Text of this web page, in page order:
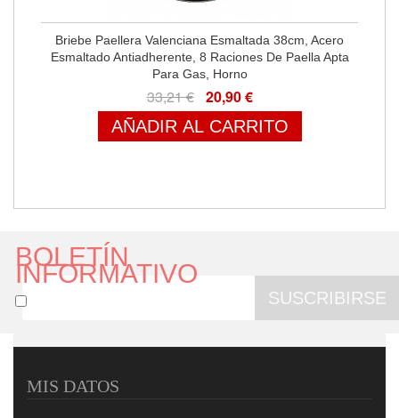
Briebe Paellera Valenciana Esmaltada 38cm, Acero
Esmaltado Antiadherente, 8 Raciones De Paella Apta
Para Gas, Horno
33,21 € 20,90 €
AÑADIR AL CARRITO
BOLETÍN
INFORMATIVO
SUSCRIBIRSE
MIS DATOS